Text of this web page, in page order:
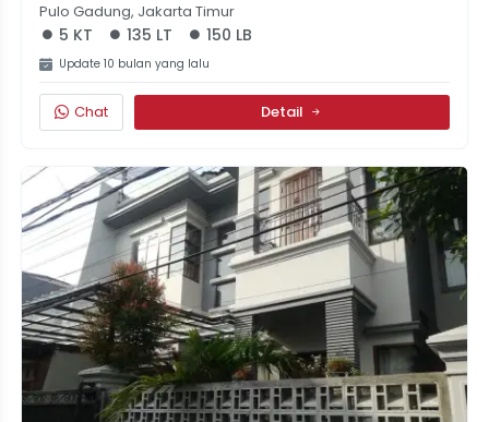
Pulo Gadung, Jakarta Timur
5 KT 135 LT 150 LB
Update 10 bulan yang lalu
Chat Detail